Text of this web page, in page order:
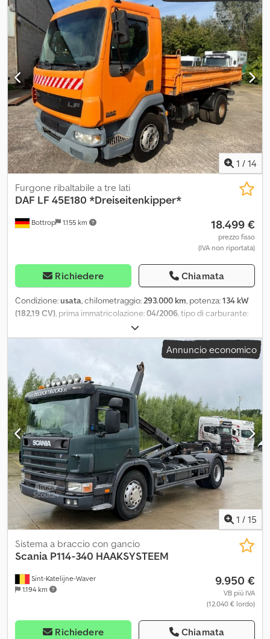
1 / 14
Bottrop 1.155 km
Furgone ribaltabile a tre lati
DAF LF 45E180 *Dreiseitenkipper*
18.499 €
prezzo fisso
(IVA non riportata)
Richiedere Chiamata
Condizione:usata, chilometraggio: 293.000 km, potenza:134 kW
(182,19 CV) , prima immatricolazione:04/2006 , tipo di carburante:
7.490 kg
ingranaggio:meccanico, numero di posti:3, Equipaggiamento:
ABS, chiusura centralizzata, programma elettronico di stabilità
, Ciao! Non vediamo l'ora di darvi il benvenuto. Con la
presente vi offriamo il veicolo con il seguente equipaggiamento:
Assicurati di lasciarci il tuo numero di telefono nel tuo messaggio!
* Cassone ribaltabile trilaterale * Pneumatici ca. *TÜV e AU Novità
*293.000 km * L'area di carico è in buone condizioni *Struttura
Meiller *Pneumatici gemellati Chedpfx Acer Ahkcefja I nostri
servizi: - TÜV+ASU fresco - Consegna in tutta la Germania - Prova
su strada possibile in qualsiasi momento - Condizioni di
finanziamento interessanti - Permuta del veicolo Orari di apertura
anche la domenica su appuntamento
Annuncio economico
1 / 15
Sint-Katelijne-Waver
1.194 km
Sistema a braccio con gancio
Scania P114-340 HAAKSYSTEEM
9.950 €
VB più IVA
(12.040 € lordo)
Richiedere Chiamata